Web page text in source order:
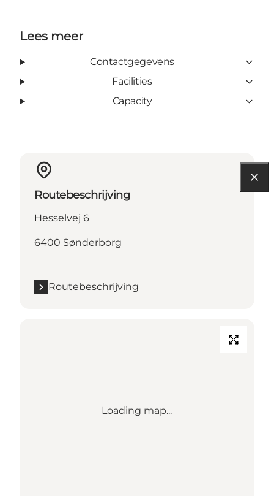
Lees meer
Contactgegevens
Facilities
Capacity
Routebeschrijving
Hesselvej 6
6400 Sønderborg
Routebeschrijving
Loading map...